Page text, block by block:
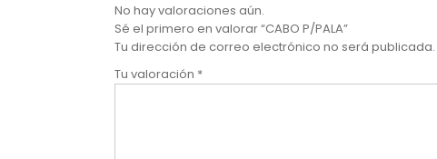
No hay valoraciones aún.
Sé el primero en valorar “CABO P/PALA”
Tu dirección de correo electrónico no será publicada.
Tu valoración *